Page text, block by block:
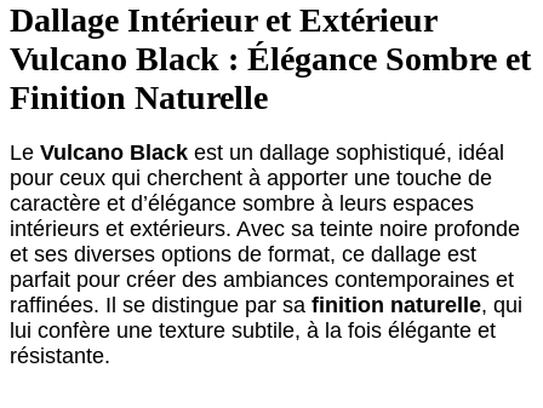
Dallage Intérieur et Extérieur
Vulcano Black : Élégance Sombre et
Finition Naturelle
Le Vulcano Black est un dallage sophistiqué, idéal
pour ceux qui cherchent à apporter une touche de
caractère et d’élégance sombre à leurs espaces
intérieurs et extérieurs. Avec sa teinte noire profonde
et ses diverses options de format, ce dallage est
parfait pour créer des ambiances contemporaines et
raffinées. Il se distingue par sa finition naturelle, qui
lui confère une texture subtile, à la fois élégante et
résistante.